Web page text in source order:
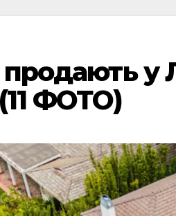
у
ФОТО)